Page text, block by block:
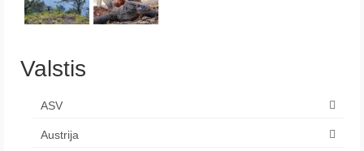
Valstis
ASV
Austrija